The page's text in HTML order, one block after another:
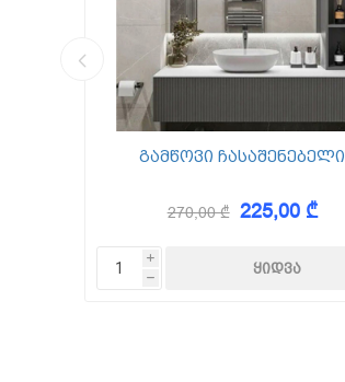
KAEM
გამწოვი ჩასაშენებელი
270,00 ₾ 225,00 ₾
i
h